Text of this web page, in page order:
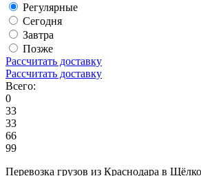
Регулярные
Сегодня
Завтра
Позже
Рассчитать доставку
Рассчитать доставку
Всего:
0
33
33
66
99
Перевозка грузов из Краснодара в